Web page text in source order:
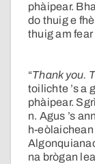
phàipear.
do thuig e
thuig am fear
“Thank you.
toilichte ’s a
phàipear.
n. Agus ’s
h-
na brògan